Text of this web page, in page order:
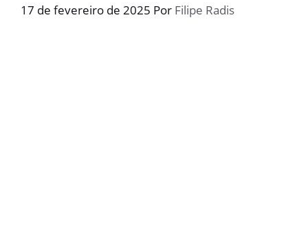
17 de fevereiro de 2025 Por Filipe Radis